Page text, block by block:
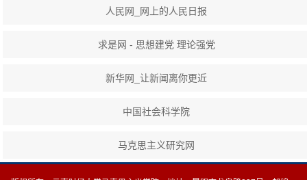
人民网_网上的人民日报
求是网 - 思想建党 理论强党
新华网_让新闻离你更近
中国社会科学院
马克思主义研究网